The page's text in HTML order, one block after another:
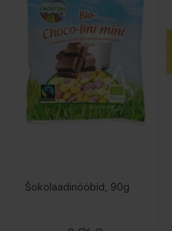
Šokolaadinööbid, 90g